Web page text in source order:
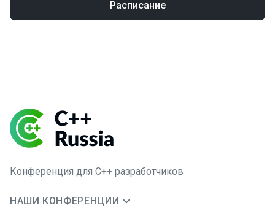
Расписание
Конференция для C++ разработчиков
НАШИ КОНФЕРЕНЦИИ